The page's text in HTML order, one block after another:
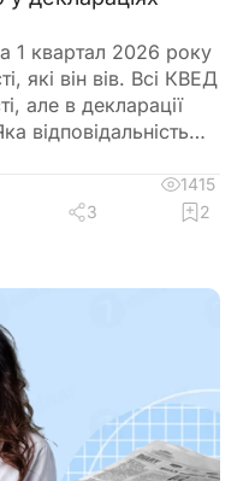
1 квартал 2026 року
які він вів. Всі КВЕД
але в декларації
відповідальність
1415
3 2